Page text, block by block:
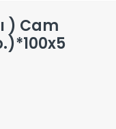
) Cam